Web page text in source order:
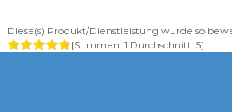
Diese(s) Produkt/Dienstleistung wurde so
[Stimmen: 1 Durchschnitt: 5]